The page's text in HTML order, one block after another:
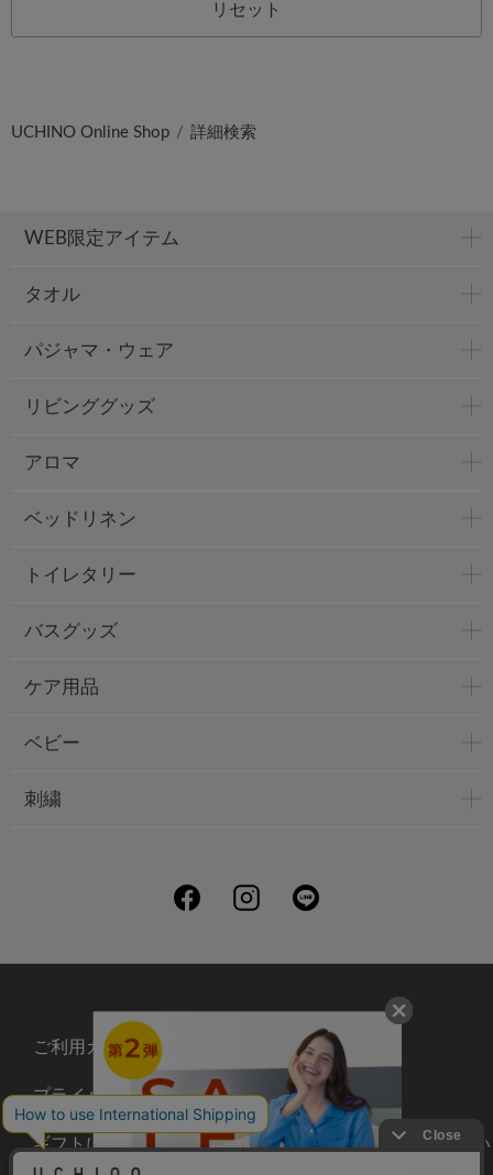
リセット
UCHINO Online Shop 詳細検索
WEB限定アイテム
タオル
パジャマ・ウェア
リビンググッズ
アロマ
ベッドリネン
トイレタリー
バスグッズ
ケア用品
ベビー
刺繍
ご利用ガイド 会社概要
プライバシーポリシー 刺繍について
ギフトについて
UCHINOメンバーズについ